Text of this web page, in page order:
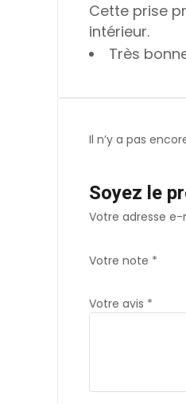
Cette prise
intérieur.
Très
Il n’y a pas
Soyez le
Votre adresse e-
Votre note *
Votre avis *